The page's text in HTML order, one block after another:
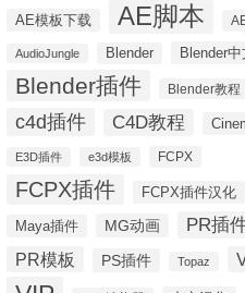
AE模板下载 AE脚本
AudioJungle Blender Blender中
Blender插件 Blender教程
c4d插件 C4D教程
E3D插件 e3d模板 FCPX
FCPX插件 FCPX插件汉化
Maya插件 MG动画 PR插
PR模板 PS插件 Topaz